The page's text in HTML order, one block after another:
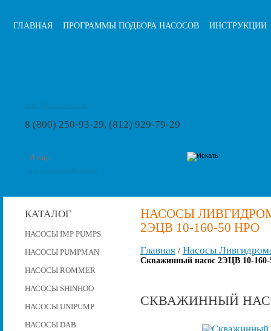
ГЛАВНАЯ ПРОГРАММЫ ПОДБОРА НАСОСОВ ИНСТРУКЦИИ
8 (800) 250-93-29, (812) 929-79-29
КАТАЛОГ
НАСОСЫ IMP PUMPS
НАСОСЫ PUMPMAN
НАСОСЫ ROMMER
НАСОСЫ SHINHOO
НАСОСЫ UNIPUMP
НАСОСЫ DAB
НАСОСЫ
2ЭЦВ 10-160-50 НРО
Главная/ Насосы
Скважинный насос 2ЭЦВ 10-160-
СКВАЖИННЫЙ